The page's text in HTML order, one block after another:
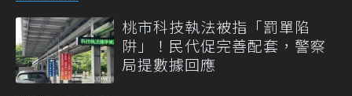
桃市科技執法被指「罰單陷
阱」！民代促完善配套，警察
局提數據回應